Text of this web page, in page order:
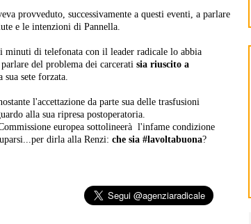
provveduto, successivamente a questi eventi, a parlare
e le intenzioni di Pannella.
minuti di telefonata con il leader radicale lo abbia
del problema dei carcerati sia riuscito a
sua sete forzata.
l'accettazione da parte sua delle trasfusioni
alla sua ripresa postoperatoria.
europea sottolineerà l'infame condizione
dirla alla Renzi: che sia #lavoltabuona?